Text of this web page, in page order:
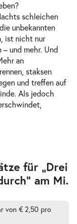
durch-
Sa.
Tickets
durch
Tickets
schleichen
unbekannten
ist nicht nur
und mehr. Und
an
staksen
und treffen auf
Als jedoch
für „Drei
am Mi.
von € 2,50 pro